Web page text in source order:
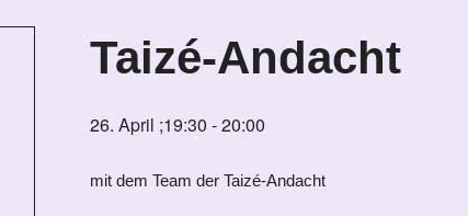
Taizé-Andacht
26. April ;19:30 -20:00
mit dem Team der Taizé-Andacht